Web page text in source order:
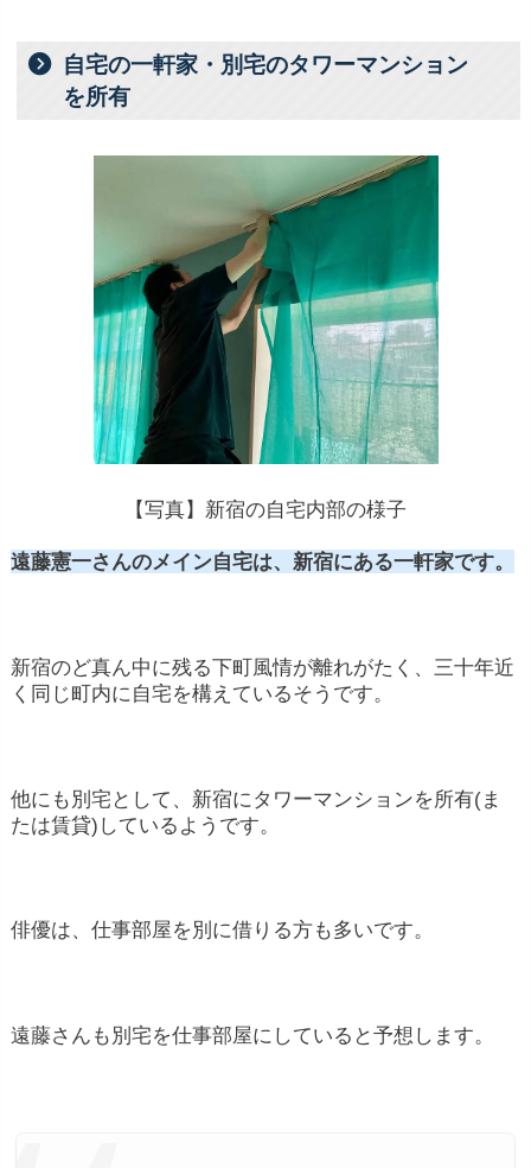
自宅の一軒家・別宅のタワーマンション
を所有
【写真】新宿の自宅内部の様子
遠藤憲一さんのメイン自宅は、新宿にある一軒家です。
新宿のど真ん中に残る下町風情が離れがたく、三十年近
く同じ町内に自宅を構えているそうです。
他にも別宅として、新宿にタワーマンションを所有(ま
たは賃貸)しているようです。
俳優は、仕事部屋を別に借りる方も多いです。
遠藤さんも別宅を仕事部屋にしていると予想します。